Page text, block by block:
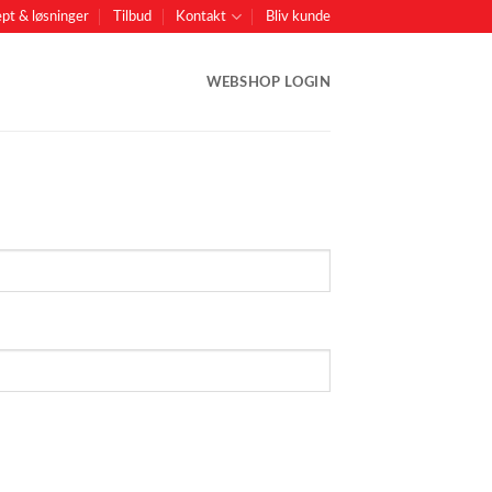
& løsninger Tilbud Kontakt Bliv kunde
WEBSHOP LOGIN